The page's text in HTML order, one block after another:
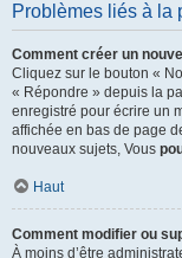
Problèmes liés à la
Comment créer un
Cliquez sur le bouton «
« Répondre » depuis la
enregistré pour écrire un
affichée en bas de page
nouveaux sujets, Vous
Haut
Comment modifier ou
À moins d’être